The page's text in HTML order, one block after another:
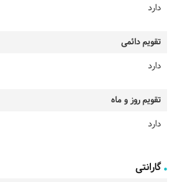
دارد
تقویم دائمی
دارد
تقویم روز و ماه
دارد
گارانتی